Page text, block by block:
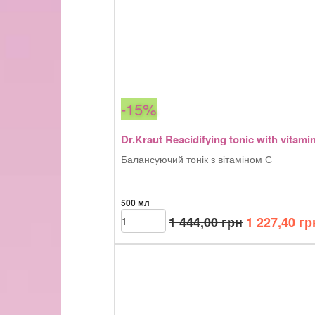
-15%
Dr.Kraut Reacidifying tonic with
Балансуючий тонік з вітаміном С
500 мл
1 444,00грн 1 227,40
Dr.Kraut
Reacidifying
tonic